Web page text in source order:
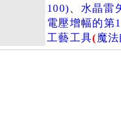
100)、 水晶雷
電壓增幅的第
工藝工具(魔